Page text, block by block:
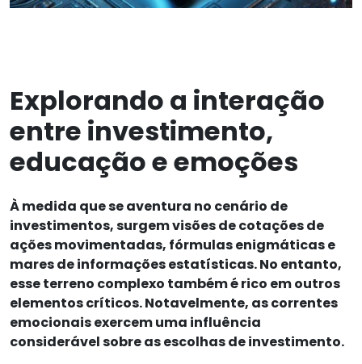
Explorando a interação
entre investimento,
educação e emoções
À medida que se aventura no cenário de
investimentos, surgem visões de cotações de
ações movimentadas, fórmulas enigmáticas e
mares de informações estatísticas. No entanto,
esse terreno complexo também é rico em outros
elementos críticos. Notavelmente, as correntes
emocionais exercem uma influência
considerável sobre as escolhas de investimento.